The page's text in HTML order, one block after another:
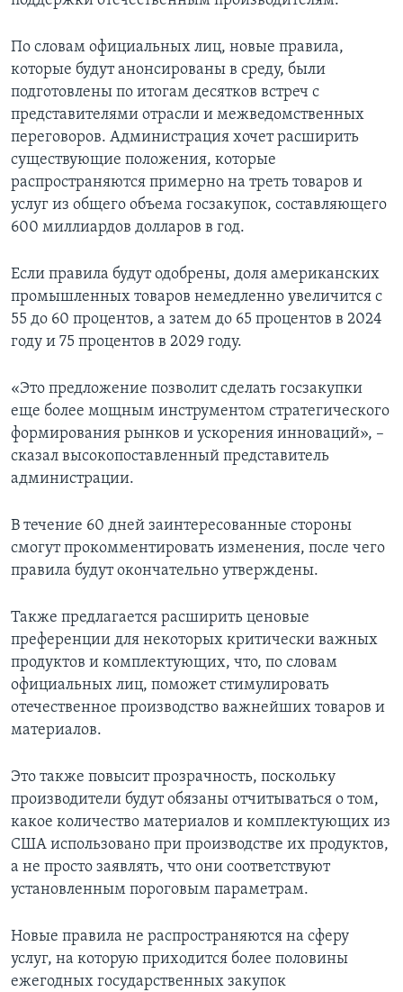
По словам официальных лиц, новые правила,
которые будут анонсированы в среду, были
подготовлены по итогам десятков встреч с
представителями отрасли и межведомственных
переговоров. Администрация хочет расширить
существующие положения, которые
распространяются примерно на треть товаров и
услуг из общего объема госзакупок, составляющего
600 миллиардов долларов в год.
Если правила будут одобрены, доля американских
промышленных товаров немедленно увеличится с
55 до 60 процентов, а затем до 65 процентов в 2024
году и 75 процентов в 2029 году.
«Это предложение позволит сделать госзакупки
еще более мощным инструментом стратегического
формирования рынков и ускорения инноваций», –
сказал высокопоставленный представитель
администрации.
В течение 60 дней заинтересованные стороны
смогут прокомментировать изменения, после чего
правила будут окончательно утверждены.
Также предлагается расширить ценовые
преференции для некоторых критически важных
продуктов и комплектующих, что, по словам
официальных лиц, поможет стимулировать
отечественное производство важнейших товаров и
материалов.
Это также повысит прозрачность, поскольку
производители будут обязаны отчитываться о том,
какое количество материалов и комплектующих из
США использовано при производстве их продуктов,
а не просто заявлять, что они соответствуют
установленным пороговым параметрам.
Новые правила не распространяются на сферу
услуг, на которую приходится более половины
ежегодных государственных закупок